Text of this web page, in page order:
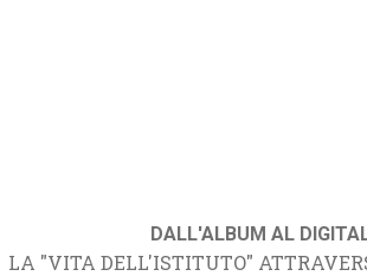
DALL'ALBUM AL
LA "VITA DELL'ISTITUTO"